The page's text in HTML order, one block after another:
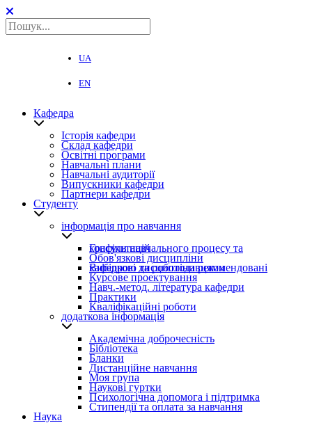
UA
EN
Кафедра
Історія кафедри
Склад кафедри
Освітні програми
Навчальні плани
Навчальні аудиторії
Випускники кафедри
Партнери кафедри
Студенту
інформація про навчання
Графіки навчального процесу та консультацій
Обов'язкові дисципліни
Вибіркові дисципліни рекомендовані кафедрою та роботодавцями
Курсове проектування
Навч.-метод. література кафедри
Практики
Кваліфікаційні роботи
додаткова інформація
Академічна доброчесність
Бібліотека
Бланки
Дистанційне навчання
Моя група
Наукові гуртки
Психологічна допомога і підтримка
Стипендії та оплата за навчання
Наука